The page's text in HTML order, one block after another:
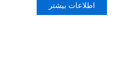
اطلاعات بیشتر